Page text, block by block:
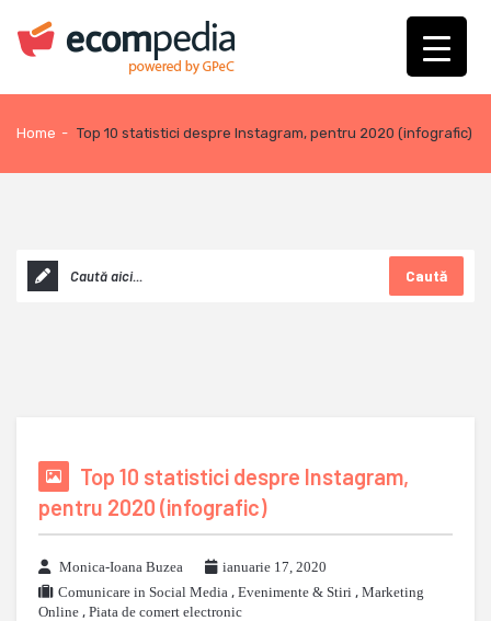
Home - Top 10 statistici despre Instagram, pentru 2020 (infografic)
Caută
Top 10 statistici despre Instagram,
pentru 2020 (infografic)
Monica-Ioana Buzea
ianuarie 17, 2020
Comunicare in Social Media , Evenimente & Stiri , Marketing
Online , Piata de comert electronic